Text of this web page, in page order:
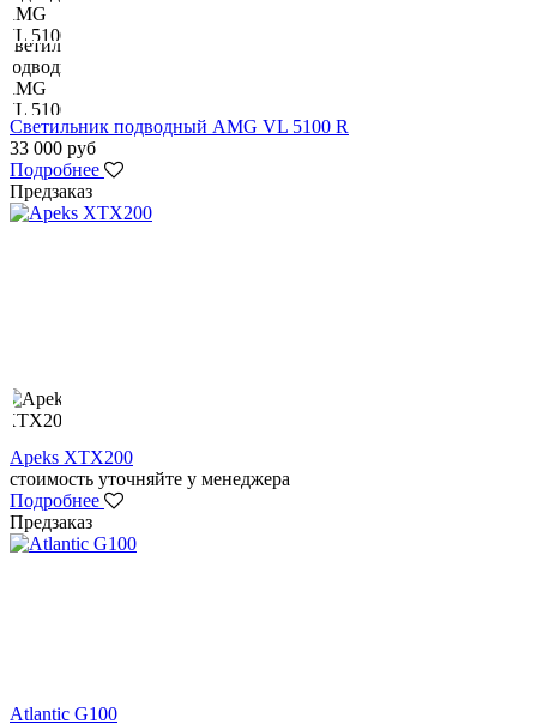
Светильник подводный AMG VL 5100 R
33 000 руб
Подробнее
Предзаказ
Apeks XTX200
стоимость уточняйте у менеджера
Подробнее
Предзаказ
Atlantic G100